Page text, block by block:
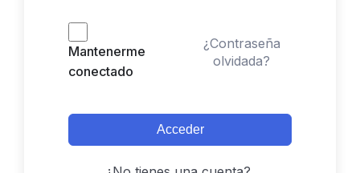
Mantenerme
conectado
¿Contraseña
olvidada?
Acceder